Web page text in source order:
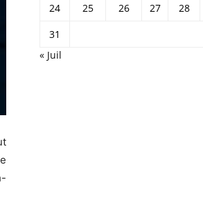
24
25 26 27 28
31
« Juil